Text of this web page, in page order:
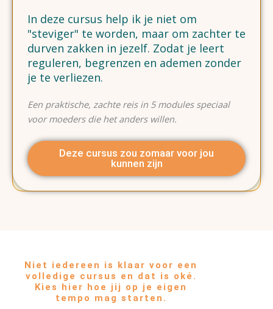
In deze cursus help ik je niet om
"steviger" te worden, maar om zachter te
durven zakken in jezelf. Zodat je leert
reguleren, begrenzen en ademen zonder
je te verliezen.
Een praktische, zachte reis in 5 modules speciaal
voor moeders die het anders willen.
Deze cursus zou zomaar voor jou
kunnen zijn
Niet iedereen is klaar voor een
volledige cursus en dat is oké.
Kies hier hoe jij op je eigen
tempo mag starten.